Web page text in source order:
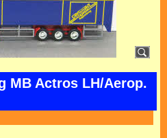
MB Actros LH/Aerop.